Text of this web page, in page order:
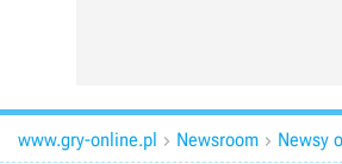
www.gry-online.pl  Newsroom  Newsy